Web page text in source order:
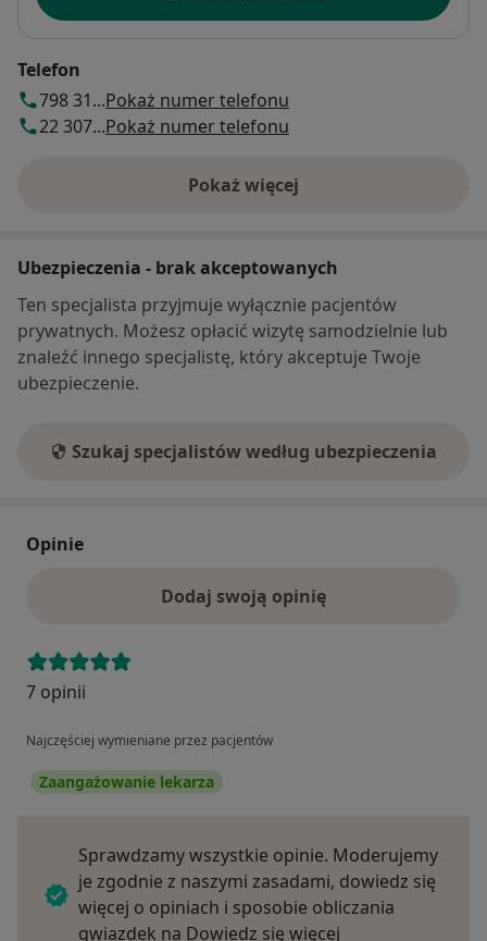
Telefon
798 31...Pokaż numer telefonu
22 307...Pokaż numer telefonu
Pokaż więcej
o adresie
Ubezpieczenia - brak akceptowanych
Ten specjalista przyjmuje wyłącznie pacjentów
prywatnych. Możesz opłacić wizytę samodzielnie lub
znaleźć innego specjalistę, który akceptuje Twoje
ubezpieczenie.
Szukaj specjalistów według ubezpieczenia
Opinie
Dodaj swoją opinię
7 opinii
Najczęściej wymieniane przez pacjentów
Zaangażowanie lekarza
Sprawdzamy wszystkie opinie. Moderujemy
je zgodnie z naszymi zasadami, dowiedz się
więcej o opiniach i sposobie obliczania
gwiazdek na Dowiedz się więcej